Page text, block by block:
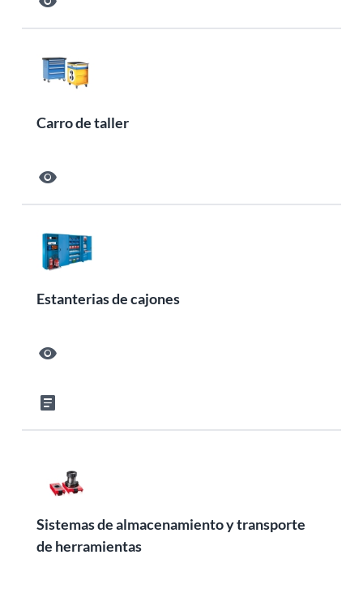
Carro de taller
visibility
Estanterias de cajones
visibility
article
Sistemas de almacenamiento y transporte
de herramientas